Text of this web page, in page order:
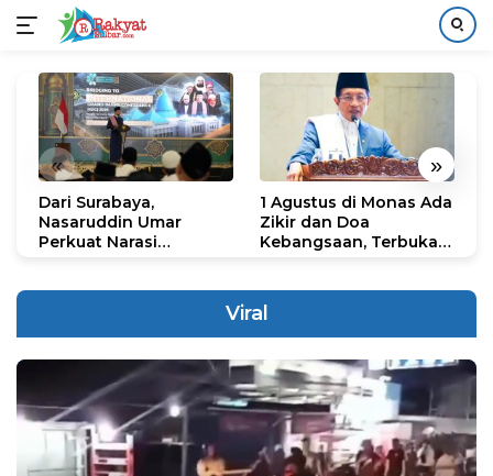
konten
« »
Dari Surabaya,
Nasaruddin Umar
Perkuat Narasi
1 Agustus di Monas Ada
Zikir dan Doa
Kebangsaan, Terbuka
Viral